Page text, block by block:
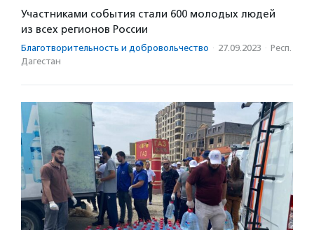
Участниками события стали 600 молодых людей
из всех регионов России
Благотвори­тель­ность и доброволь­чест­во · 27.09.2023 · Респ.
Дагестан